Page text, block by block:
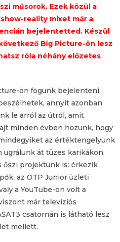
műsorok. Ezek közül a
realitymixet már a
bejelentetted. Készül
Big Picture-ön lesz
róla néhány előzetes
ön fogunk bejelenteni,
annyit azonban
le arról az útról, amit
minden évben hozunk, hogy
az értéktengelyünk
ugrálunk át tüzes karikákon.
őszi projektünk is: érkezik
az OTP Junior üzleti
a YouTube-on volt a
már televíziós
csatornán is látható lesz
mellett.